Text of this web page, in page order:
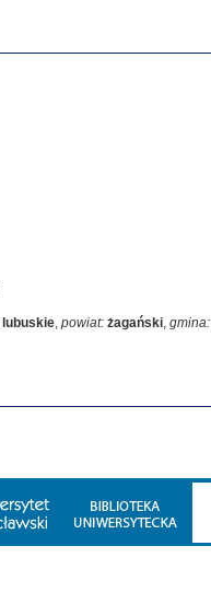
lubuskie, powiat: żagański, gmina: